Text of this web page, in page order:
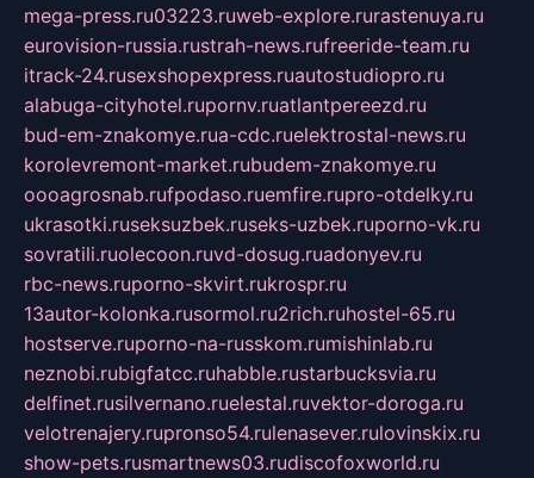
mega-press.ru03223.ruweb-explore.rurastenuya.ru
eurovision-russia.rustrah-news.rufreeride-team.ru
itrack-24.rusexshopexpress.ruautostudiopro.ru
alabuga-cityhotel.rupornv.ruatlantpereezd.ru
bud-em-znakomye.rua-cdc.ruelektrostal-news.ru
korolevremont-market.rubudem-znakomye.ru
oooagrosnab.rufpodaso.ruemfire.rupro-otdelky.ru
ukrasotki.ruseksuzbek.ruseks-uzbek.ruporno-vk.ru
sovratili.ruolecoon.ruvd-dosug.ruadonyev.ru
rbc-news.ruporno-skvirt.rukrospr.ru
13autor-kolonka.rusormol.ru2rich.ruhostel-65.ru
hostserve.ruporno-na-russkom.rumishinlab.ru
neznobi.rubigfatcc.ruhabble.rustarbucksvia.ru
delfinet.rusilvernano.ruelestal.ruvektor-doroga.ru
velotrenajery.rupronso54.rulenasever.rulovinskix.ru
show-pets.rusmartnews03.rudiscofoxworld.ru